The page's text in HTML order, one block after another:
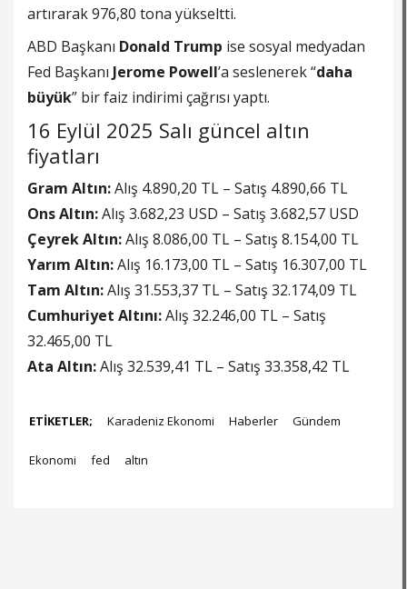
artırarak 976,80 tona yükseltti.
ABD Başkanı Donald Trump ise sosyal medyadan
Fed Başkanı Jerome Powell’a seslenerek “daha
büyük” bir faiz indirimi çağrısı yaptı.
16 Eylül 2025 Salı güncel altın
fiyatları
Gram Altın:Alış 4.890,20 TL – Satış 4.890,66 TL
Ons Altın:Alış 3.682,23 USD – Satış 3.682,57 USD
Çeyrek Altın:Alış 8.086,00 TL – Satış 8.154,00 TL
Yarım Altın:Alış 16.173,00 TL – Satış 16.307,00 TL
Tam Altın:Alış 31.553,37 TL – Satış 32.174,09 TL
Cumhuriyet Altını:Alış 32.246,00 TL – Satış
32.465,00 TL
Ata Altın:Alış 32.539,41 TL – Satış 33.358,42 TL
ETİKETLER; Karadeniz Ekonomi Haberler Gündem
Ekonomi fed altın